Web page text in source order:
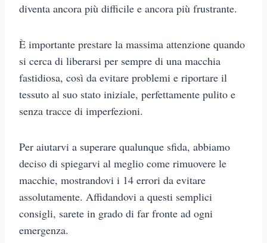
diventa ancora più difficile e ancora più frustrante.
È importante prestare la massima attenzione quando
si cerca di liberarsi per sempre di una macchia
fastidiosa, così da evitare problemi e riportare il
tessuto al suo stato iniziale, perfettamente pulito e
senza tracce di imperfezioni.
Per aiutarvi a superare qualunque sfida, abbiamo
deciso di spiegarvi al meglio come rimuovere le
macchie, mostrandovi i 14 errori da evitare
assolutamente. Affidandovi a questi semplici
consigli, sarete in grado di far fronte ad ogni
emergenza.